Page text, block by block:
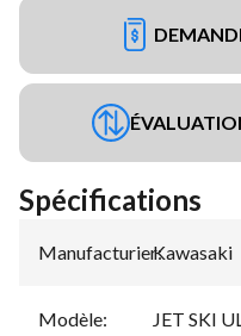
Spécifications
Manufacturier:
Kawasaki
Modèle: JET SKI